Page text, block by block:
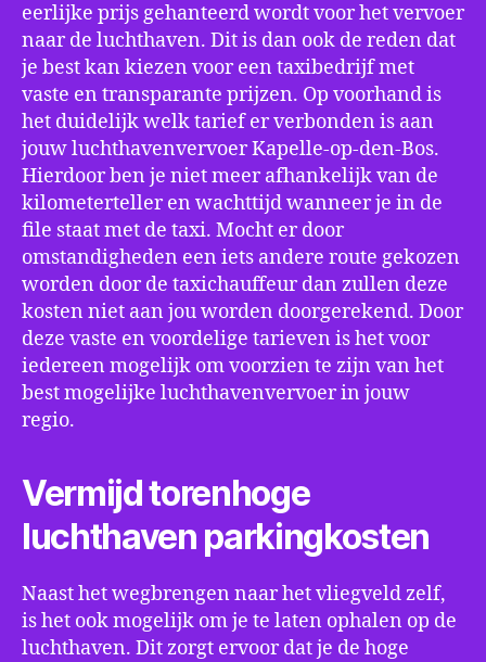
eerlijke prijs gehanteerd wordt voor het vervoer
naar de luchthaven. Dit is dan ook de reden dat
je best kan kiezen voor een taxibedrijf met
vaste en transparante prijzen. Op voorhand is
het duidelijk welk tarief er verbonden is aan
jouw luchthavenvervoer Kapelle-op-den-Bos.
Hierdoor ben je niet meer afhankelijk van de
kilometerteller en wachttijd wanneer je in de
file staat met de taxi. Mocht er door
omstandigheden een iets andere route gekozen
worden door de taxichauffeur dan zullen deze
kosten niet aan jou worden doorgerekend. Door
deze vaste en voordelige tarieven is het voor
iedereen mogelijk om voorzien te zijn van het
best mogelijke luchthavenvervoer in jouw
regio.
Vermijd torenhoge
luchthaven parkingkosten
Naast het wegbrengen naar het vliegveld zelf,
is het ook mogelijk om je te laten ophalen op de
luchthaven. Dit zorgt ervoor dat je de hoge